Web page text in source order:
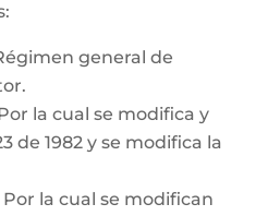
general de
la cual se modifica y
de 1982 y se modifica la
Por la cual se modifican